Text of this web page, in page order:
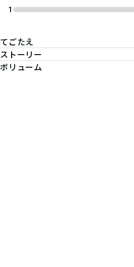
1
てごたえ
ストーリー
ボリューム